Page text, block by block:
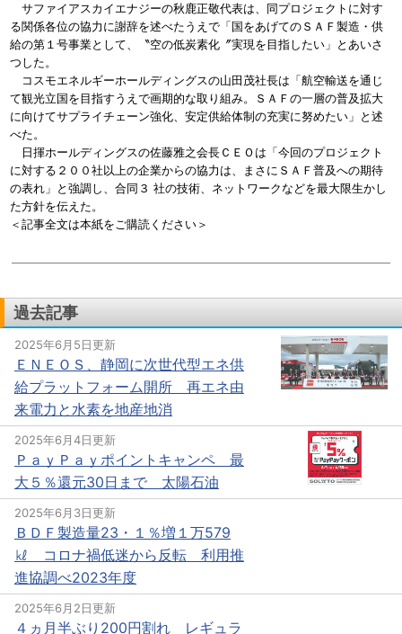
サファイアスカイエナジーの秋鹿正敬代表は、同プロジェクトに対す
る関係各位の協力に謝辞を述べたうえで「国をあげてのＳＡＦ製造・供
給の第１号事業として、〝空の低炭素化〞実現を目指したい」とあいさ
つした。
コスモエネルギーホールディングスの山田茂社長は「航空輸送を通じ
て観光立国を目指すうえで画期的な取り組み。ＳＡＦの一層の普及拡大
に向けてサプライチェーン強化、安定供給体制の充実に努めたい」と述
べた。
日揮ホールディングスの佐藤雅之会長ＣＥＯは「今回のプロジェクト
に対する２００社以上の企業からの協力は、まさにＳＡＦ普及への期待
の表れ」と強調し、合同３ 社の技術、ネットワークなどを最大限生かし
た方針を伝えた。
＜記事全文は本紙をご購読ください＞
過去記事
2025年6月5日更新
ＥＮＥＯＳ、静岡に次世代型エネ供
給プラットフォーム開所 再エネ由
来電力と水素を地産地消
2025年6月4日更新
ＰａｙＰａｙポイントキャンペ 最
大５％還元30日まで 太陽石油
2025年6月3日更新
ＢＤＦ製造量23・１％増１万579
㎘ コロナ禍低迷から反転 利用推
進協調べ2023年度
2025年6月2日更新
４ヵ月半ぶり200円割れ レギュラ